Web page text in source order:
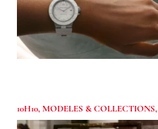
10H10,MODELES & COLLECTIONS,